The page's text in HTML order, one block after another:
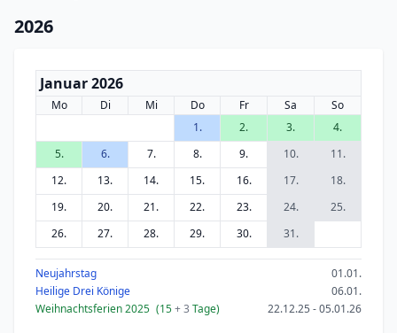
2026
Januar 2026
Mo Di Mi Do Fr Sa
So
1.
2. 3.
4.
5.
6. 7. 8. 9. 10.
11.
12.
13. 14. 15. 16. 17.
18.
19.
20. 21. 22. 23. 24.
25.
26.
27. 28. 29. 30. 31.
Neujahrstag
01.01.
Heilige Drei Könige
06.01.
Weihnachtsferien 2025 (15+ 3 Tage) 22.12.25 - 05.01.26